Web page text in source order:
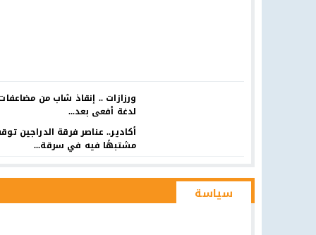
أكادير.. عناصر فرقة الدراجين
مشتبهًا فيه في سرقة...
ورزازات .. إنقاذ شاب من
لدغة أفعى بعد...
سياسة